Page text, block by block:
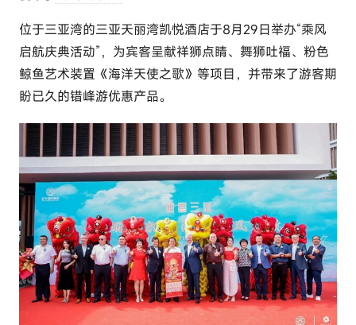
:
e
l
u
t
o
u
r
c
o
m
位于三亚湾的三亚天丽湾凯悦酒店于8月29日举办“乘风
启航庆典活动”，为宾客呈献祥狮点睛、舞狮吐福、粉色
鲸鱼艺术装置《海洋天使之歌》等项目，并带来了游客期
盼已久的错峰游优惠产品。